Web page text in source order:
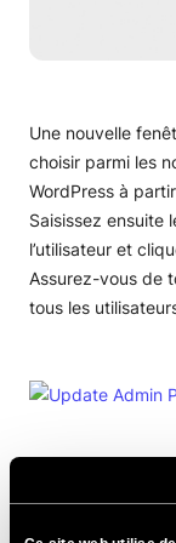
Limiter le
Désactiver
Comment
WordPress
Une nouvelle
choisir parmi les
WordPress à
Saisissez ensuite
l’utilisateur et
Assurez-vous de
tous les
votre nouveau